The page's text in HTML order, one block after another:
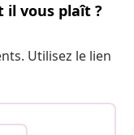
il vous plaît ?
Utilisez le lien